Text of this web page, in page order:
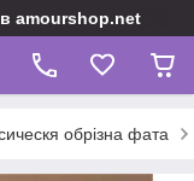
amourshop.net
обрізна фата